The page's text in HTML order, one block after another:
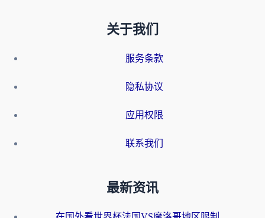
关于我们
服务条款
隐私协议
应用权限
联系我们
最新资讯